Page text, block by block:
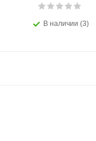
В наличии (3)